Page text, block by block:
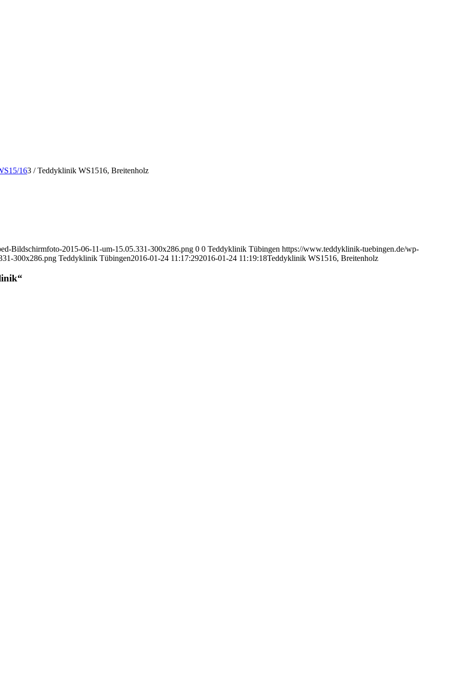
163 / Teddyklinik WS1516, Breitenholz
Bildschirmfoto-2015-06-11-um-15.05.331-300x286.png 0 0 Teddyklinik Tübingen https://www.teddyklinik-tuebingen.de/wp-
300x286.png Teddyklinik Tübingen2016-01-24 11:17:292016-01-24 11:19:18Teddyklinik WS1516, Breitenholz